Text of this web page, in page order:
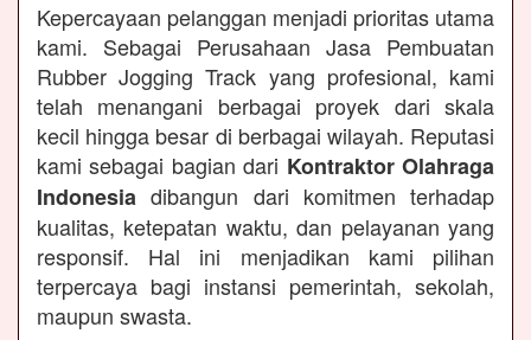
Kepercayaan pelanggan menjadi prioritas utama
kami. Sebagai Perusahaan Jasa Pembuatan
Rubber Jogging Track yang profesional, kami
telah menangani berbagai proyek dari skala
kecil hingga besar di berbagai wilayah. Reputasi
kami sebagai bagian dari Kontraktor Olahraga
Indonesia dibangun dari komitmen terhadap
kualitas, ketepatan waktu, dan pelayanan yang
responsif. Hal ini menjadikan kami pilihan
terpercaya bagi instansi pemerintah, sekolah,
maupun swasta.